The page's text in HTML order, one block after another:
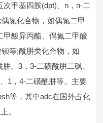
甲基四胺(dpt)、n，n-二
氮化合物，如偶氮二甲
甲酸异丙酯、偶氮二甲酸
等;酰肼类化合物，如
、3，3-二磺酰肼二砜、
1，4-二磺酰肼等。主要
等，其中adc在国外占化
。